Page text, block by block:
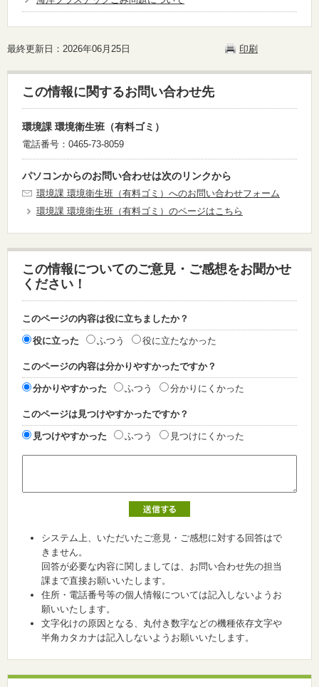
最終更新日：2026年06月25日 印刷
この情報に関するお問い合わせ先
環境課 環境衛生班（有料ゴミ）
電話番号：0465-73-8059
パソコンからのお問い合わせは次のリンクから
環境課 環境衛生班（有料ゴミ）へのお問い合わせフォーム
環境課 環境衛生班（有料ゴミ）のページはこちら
この情報についてのご意見・ご感想をお聞かせ
ください！
このページの内容は役に立ちましたか？
役に立った ふつう 役に立たなかった
このページの内容は分かりやすかったですか？
分かりやすかった ふつう 分かりにくかった
このページは見つけやすかったですか？
見つけやすかった ふつう 見つけにくかった
システム上、いただいたご意見・ご感想に対する回答はで
きません。
回答が必要な内容に関しましては、お問い合わせ先の担当
課まで直接お願いいたします。
住所・電話番号等の個人情報については記入しないようお
願いいたします。
文字化けの原因となる、丸付き数字などの機種依存文字や
半角カタカナは記入しないようお願いいたします。